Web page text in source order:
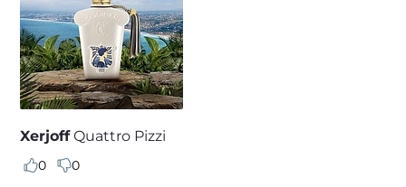
Xerjoff Quattro Pizzi
0 0